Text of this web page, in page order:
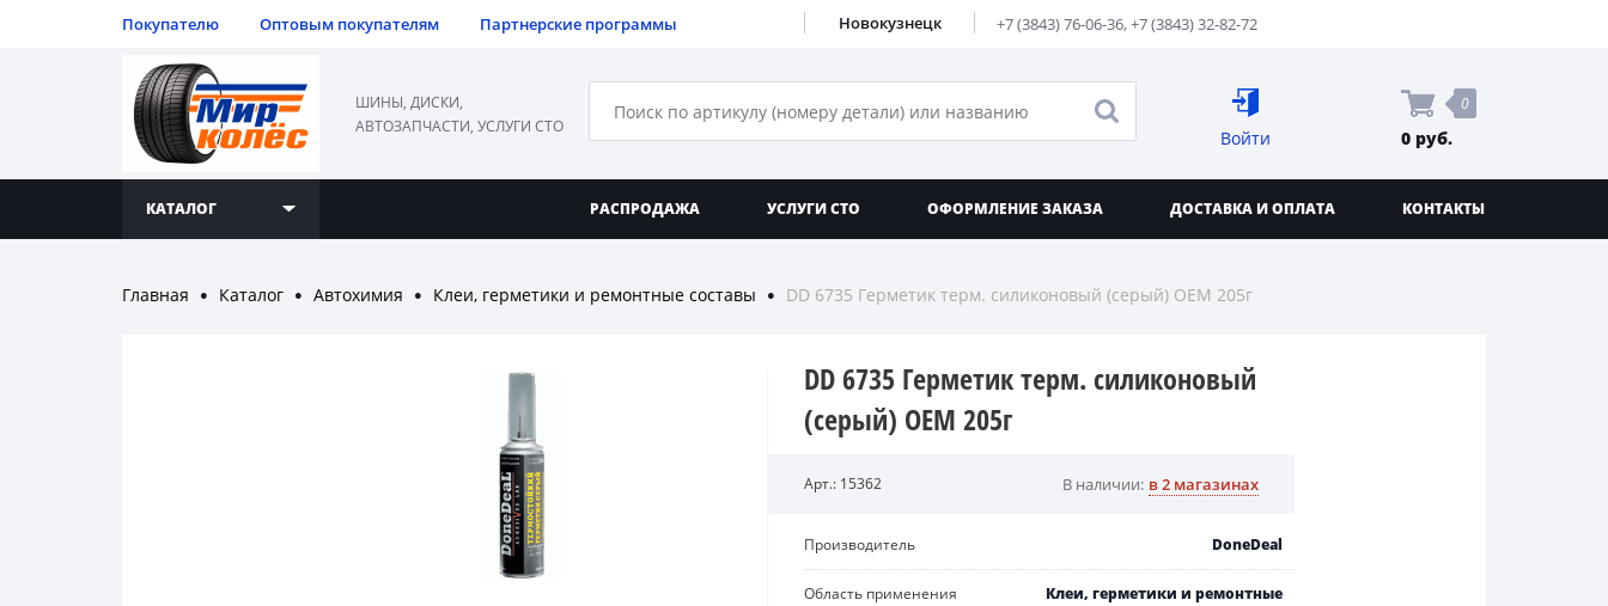
Покупателю Оптовым покупателям Партнерские программы Новокузнецк +7 (3843) 76-06-36,+7 (3843) 32-82-72
ШИНЫ, ДИСКИ,
АВТОЗАПЧАСТИ, УСЛУГИ СТО
Войти
0
0 руб.
КАТАЛОГ РАСПРОДАЖА УСЛУГИ СТО ОФОРМЛЕНИЕ ЗАКАЗА ДОСТАВКА И ОПЛАТА КОНТАКТЫ
Главная ● Каталог ● Автохимия ● Клеи, герметики и ремонтные составы ● DD 6735 Герметик терм. силиконовый (серый) ОЕМ 205г
DD 6735 Герметик терм. силиконовый
(серый) ОЕМ 205г
Арт.: 15362 В наличии: в 2 магазинах
Производитель DoneDeal
Область применения
Клеи, герметики и ремонтные